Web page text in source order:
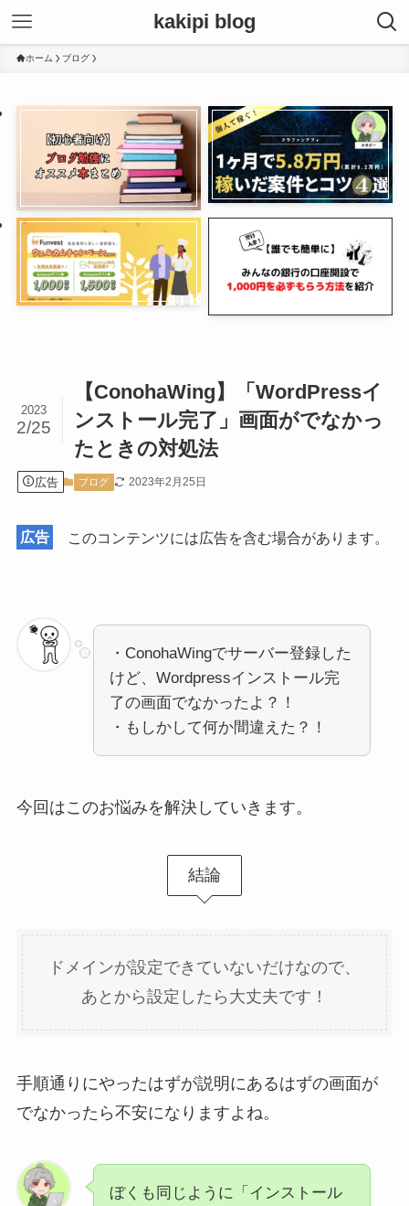
kakipi blog
ホーム ブログ
【ConohaWing】「WordPressイ
ンストール完了」画面がでなかっ
たときの対処法
2023
2/25
広告 ブログ 2023年2月25日
広告 このコンテンツには広告を含む場合があります。
・ConohaWingでサーバー登録した
けど、Wordpressインストール完
了の画面でなかったよ？！
・もしかして何か間違えた？！
今回はこのお悩みを解決していきます。
結論
ドメインが設定できていないだけなので、
あとから設定したら大丈夫です！
手順通りにやったはずが説明にあるはずの画面が
でなかったら不安になりますよね。
ぼくも同じように「インストール